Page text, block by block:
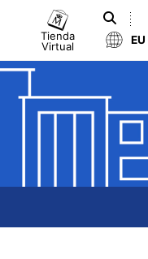
Tienda
Virtual
EU